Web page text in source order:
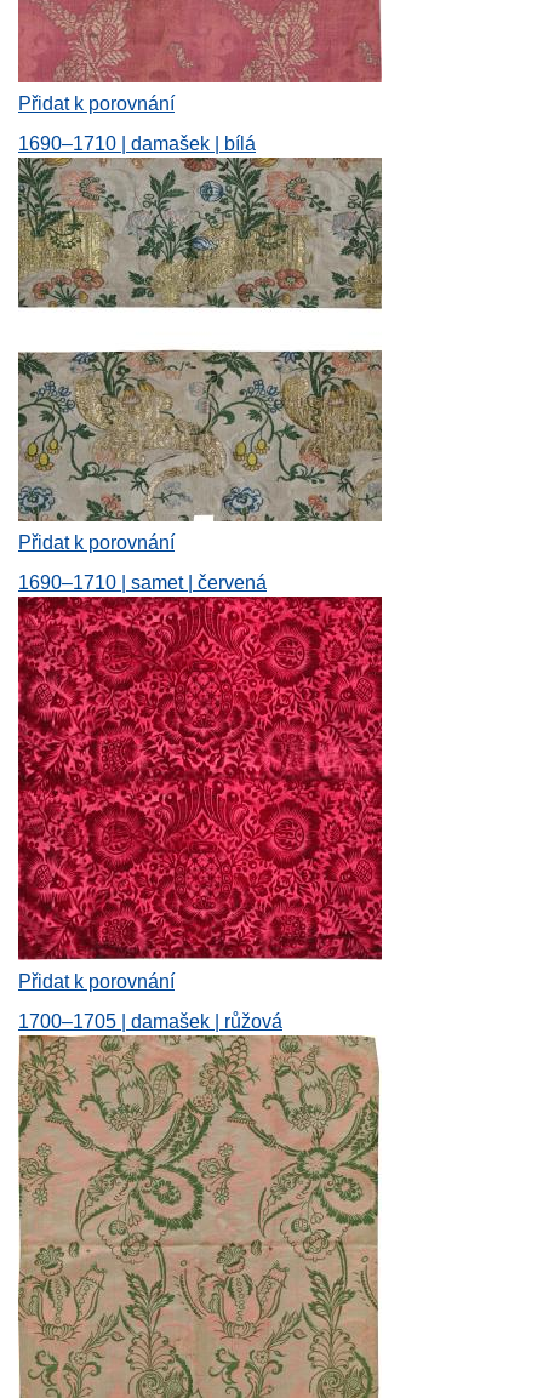
Přidat k porovnání
1690–1710 | damašek | bílá
Přidat k porovnání
1690–1710 | samet | červená
Přidat k porovnání
1700–1705 | damašek | růžová